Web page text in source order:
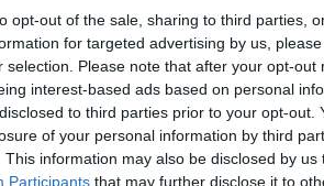
opt-out of the sale, sharing to third parties,
for targeted advertising by us,
selection. Please note that after your opt-out
interest-based ads based on personal
to third parties prior to your opt-out.
of your personal information by third
This information may also be disclosed by
Participants that may further disclose it to